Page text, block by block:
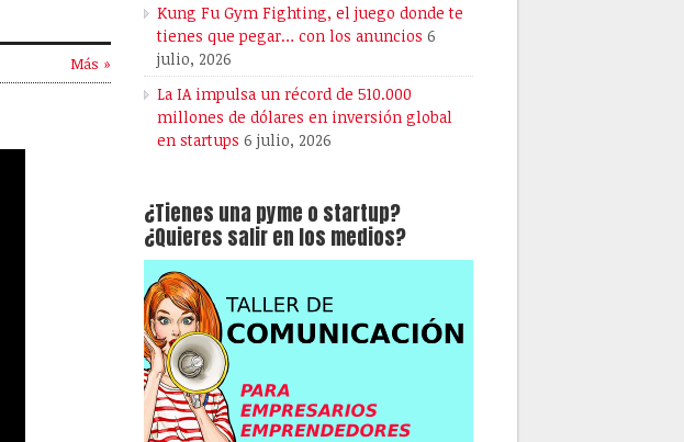
Más »
Kung Fu Gym Fighting, el juego donde te
tienes que pegar… con los anuncios 6
julio, 2026
La IA impulsa un récord de 510.000
millones de dólares en inversión global
en startups 6 julio, 2026
¿Tienes una pyme o startup?
¿Quieres salir en los medios?